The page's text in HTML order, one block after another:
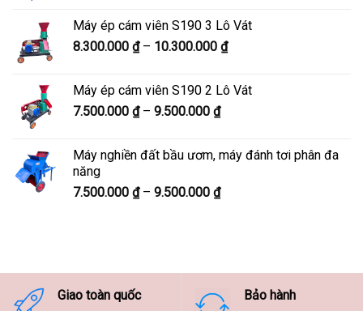
9.800.000 ₫
đến
Máy ép cám viên S190 3 Lô Vát
8.300.000 ₫ – 10.300.000 ₫Khoảng
8.300.000 ₫
Máy ép cám viên S190 2 Lô Vát
7.500.000 ₫ – 9.500.000 ₫Khoảng
7.500.000 ₫
9.500.000 ₫
Máy nghiền đất bầu ươm, máy đánh tơi phân đa
năng
7.500.000 ₫ – 9.500.000 ₫Khoảng
9.500.000 ₫
Giao toàn quốc Bảo hành